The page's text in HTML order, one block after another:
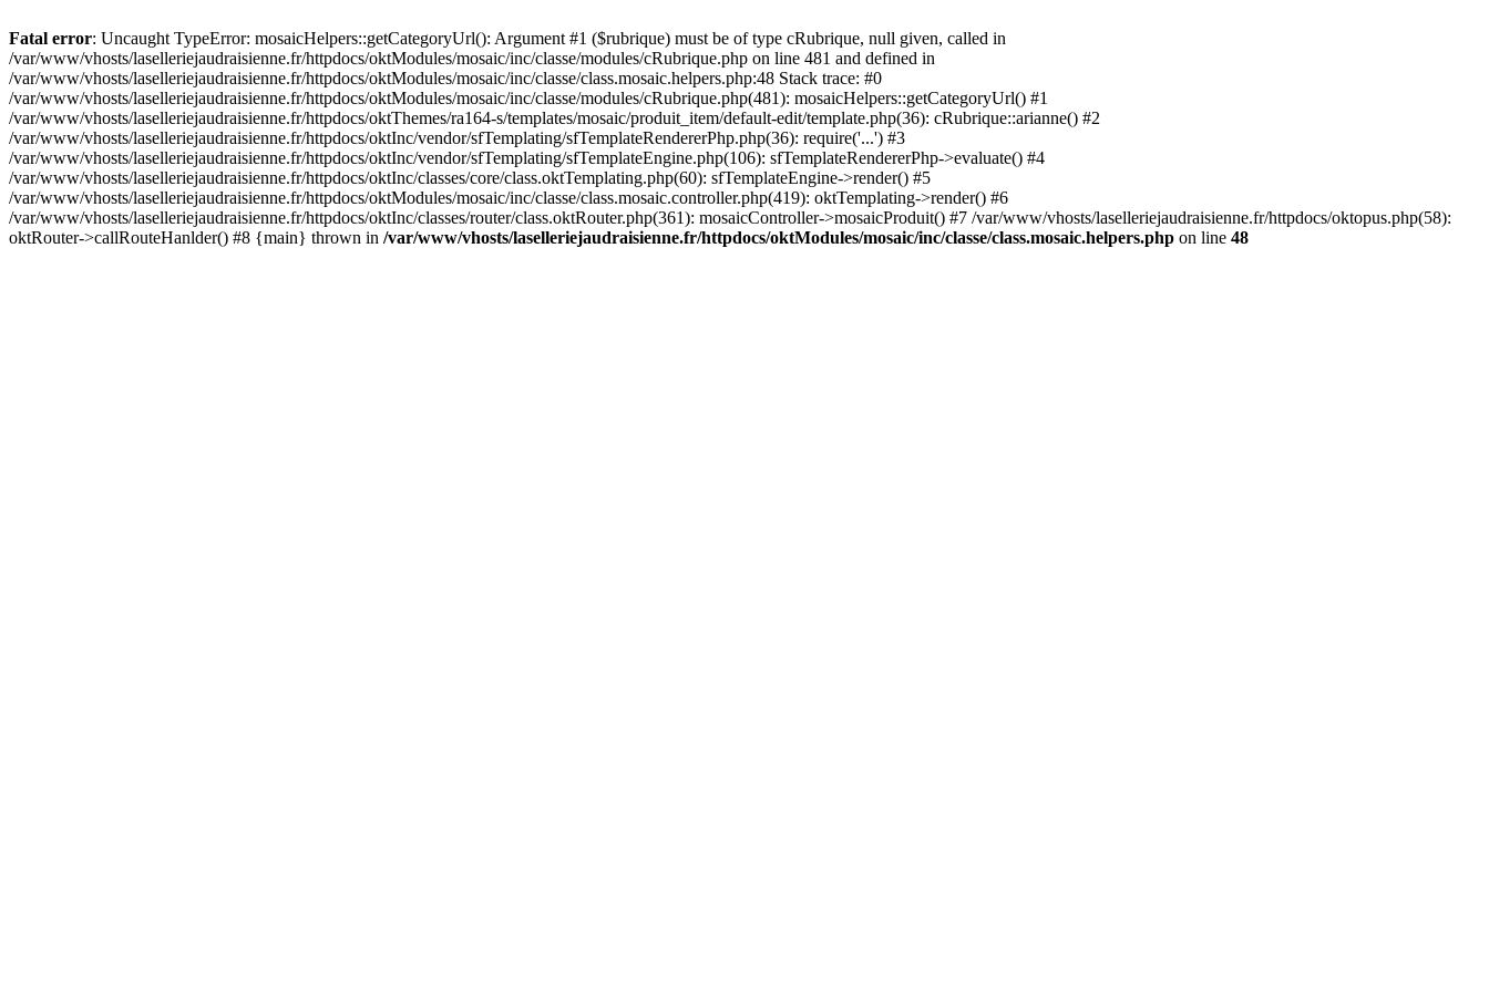
Fatal error: Uncaught TypeError: mosaicHelpers::getCategoryUrl(): Argument #1 ($rubrique) must be of type cRubrique, null given, called in
/var/www/vhosts/laselleriejaudraisienne.fr/httpdocs/oktModules/mosaic/inc/classe/modules/cRubrique.php on line 481 and defined in
/var/www/vhosts/laselleriejaudraisienne.fr/httpdocs/oktModules/mosaic/inc/classe/class.mosaic.helpers.php:48 Stack trace: #0
/var/www/vhosts/laselleriejaudraisienne.fr/httpdocs/oktModules/mosaic/inc/classe/modules/cRubrique.php(481): mosaicHelpers::getCategoryUrl() #1
/var/www/vhosts/laselleriejaudraisienne.fr/httpdocs/oktThemes/ra164-s/templates/mosaic/produit_item/default-edit/template.php(36): cRubrique::arianne() #2
/var/www/vhosts/laselleriejaudraisienne.fr/httpdocs/oktInc/vendor/sfTemplating/sfTemplateRendererPhp.php(36): require('...') #3
/var/www/vhosts/laselleriejaudraisienne.fr/httpdocs/oktInc/vendor/sfTemplating/sfTemplateEngine.php(106): sfTemplateRendererPhp->evaluate() #4
/var/www/vhosts/laselleriejaudraisienne.fr/httpdocs/oktInc/classes/core/class.oktTemplating.php(60): sfTemplateEngine->render() #5
/var/www/vhosts/laselleriejaudraisienne.fr/httpdocs/oktModules/mosaic/inc/classe/class.mosaic.controller.php(419): oktTemplating->render() #6
/var/www/vhosts/laselleriejaudraisienne.fr/httpdocs/oktInc/classes/router/class.oktRouter.php(361): mosaicController->mosaicProduit() #7 /var/www/vhosts/laselleriejaudraisienne.fr/httpdocs/oktopus.php(58):
oktRouter->callRouteHanlder() #8 {main} thrown in /var/www/vhosts/laselleriejaudraisienne.fr/httpdocs/oktModules/mosaic/inc/classe/class.mosaic.helpers.php on line 48